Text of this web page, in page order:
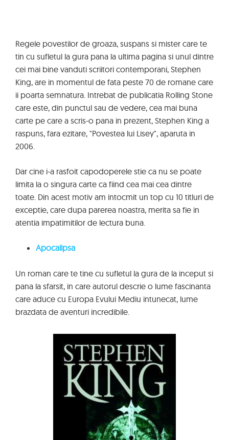
Regele povestilor de groaza, suspans si mister care te
tin cu sufletul la gura pana la ultima pagina si unul dintre
cei mai bine vanduti scriitori contemporani, Stephen
King, are in momentul de fata peste 70 de romane care
ii poarta semnatura. Intrebat de publicatia Rolling Stone
care este, din punctul sau de vedere, cea mai buna
carte pe care a scris-o pana in prezent, Stephen King a
raspuns, fara ezitare, "Povestea lui Lisey", aparuta in
2006.
Dar cine i-a rasfoit capodoperele stie ca nu se poate
limita la o singura carte ca fiind cea mai cea dintre
toate. Din acest motiv am intocmit un top cu 10 titluri de
exceptie, care dupa parerea noastra, merita sa fie in
atentia impatimitilor de lectura buna.
Apocalipsa
Un roman care te tine cu sufletul la gura de la inceput si
pana la sfarsit, in care autorul descrie o lume fascinanta
care aduce cu Europa Evului Mediu intunecat, lume
brazdata de aventuri incredibile.